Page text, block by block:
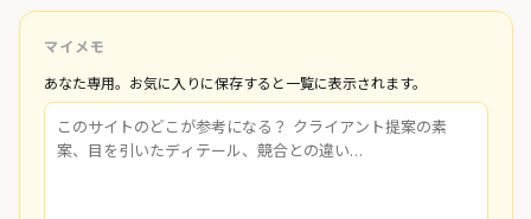
マイメモ
あなた専用。お気に入りに保存すると一覧に表示されます。